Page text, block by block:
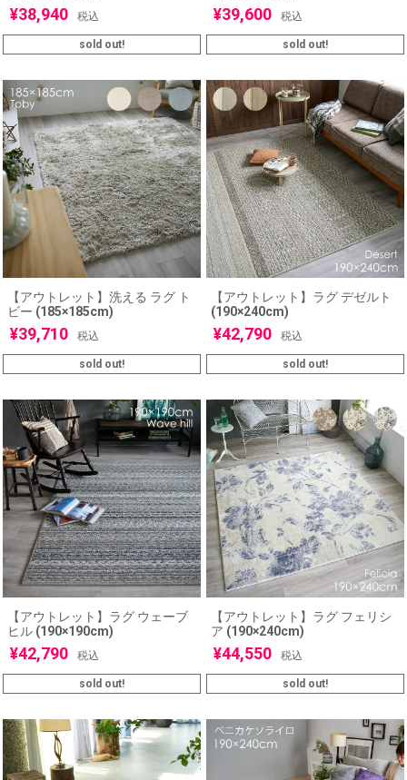
¥38,940 税込
sold out!
¥39,600 税込
sold out!
【アウトレット】洗える ラグ ト
ビー (185×185cm)
¥39,710 税込
sold out!
【アウトレット】ラグ デゼルト
(190×240cm)
¥42,790 税込
sold out!
【アウトレット】ラグ ウェーブ
ヒル (190×190cm)
¥42,790 税込
sold out!
【アウトレット】ラグ フェリシ
ア (190×240cm)
¥44,550 税込
sold out!